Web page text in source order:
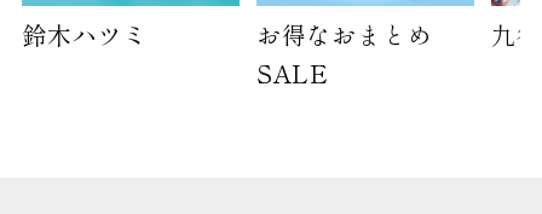
す。
ご提供枚数の上限はご注文商品数となります。
天掛け包装、ギフト袋対応の商品にはおつけでき
鈴木ハツミ
お得なおまとめ
SALE
九